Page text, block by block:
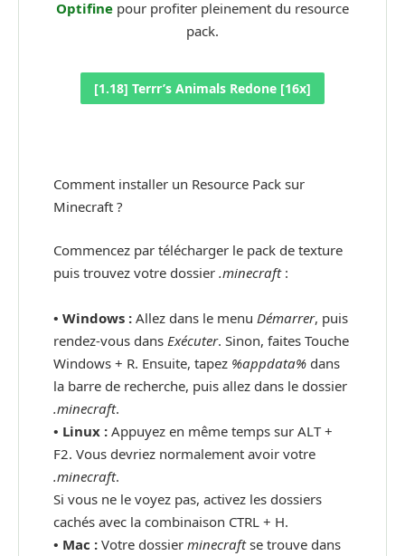
Optifine pour profiter pleinement du resource
pack.
[1.18] Terrr’s Animals Redone [16x]
Comment installer un Resource Pack sur
Minecraft ?
Commencez par télécharger le pack de texture
puis trouvez votre dossier .minecraft:
• Windows : Allez dans le menu Démarrer, puis
rendez-vous dans Exécuter. Sinon, faites Touche
Windows + R. Ensuite, tapez %appdata% dans
la barre de recherche, puis allez dans le dossier
.minecraft.
• Linux : Appuyez en même temps sur ALT +
F2. Vous devriez normalement avoir votre
.minecraft.
Si vous ne le voyez pas, activez les dossiers
cachés avec la combinaison CTRL + H.
• Mac : Votre dossier minecraftse trouve dans